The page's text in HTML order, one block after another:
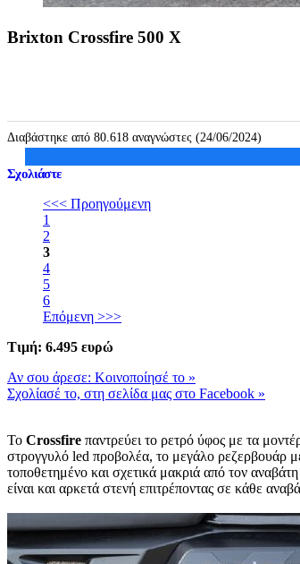
Brixton Crossfire 500 X
Διαβάστηκε από 80.618 αναγνώστες (24/06/2024)
Σχολιάστε
<<< Προηγούμενη
1
2
3
4
5
6
Επόμενη >>>
Τιμή: 6.495 ευρώ
Αν σου άρεσε: Κοινοποίησέ το »
Σχολίασέ το, στη σελίδα μας στο Facebook »
Το Crossfire παντρεύει το ρετρό ύφος με τα
στρογγυλό led προβολέα, το μεγάλο ρεζερβουάρ
τοποθετημένο και σχετικά μακριά από τον
είναι και αρκετά στενή επιτρέποντας σε κάθε